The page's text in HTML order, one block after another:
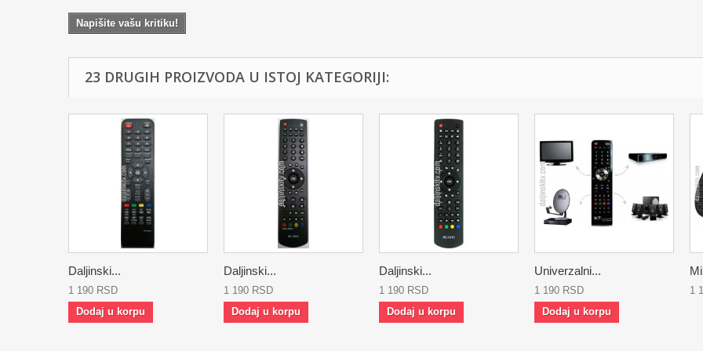
Napišite vašu kritiku!
23 DRUGIH PROIZVODA U ISTOJ KATEGORIJI:
Daljinski...
1 190 RSD
Dodaj u korpu
Daljinski...
1 190 RSD
Dodaj u korpu
Daljinski...
1 190 RSD
Dodaj u korpu
Univerzalni...
1 190 RSD
Dodaj u korpu
1